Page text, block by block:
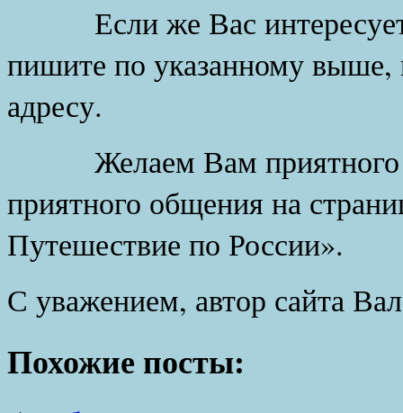
Если же Вас интересует
пишите по указанному выше,
адресу.
Желаем Вам приятного
приятного общения на
Путешествие по России».
С уважением, автор сайта
Похожие посты: